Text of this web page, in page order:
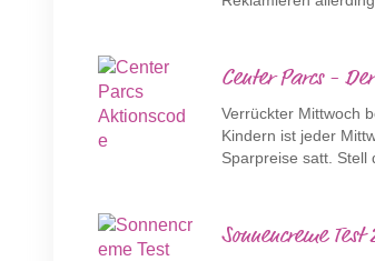
Center Parcs -
Verrückter Mittwoch
Kindern ist jeder
Sparpreise satt. Stell
Sonnencreme